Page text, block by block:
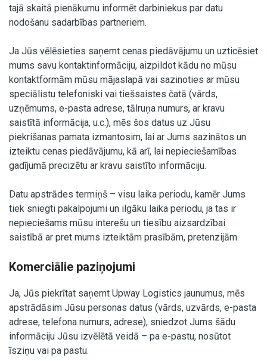
tajā skaitā pienākumu informēt darbiniekus par datu
nodošanu sadarbības partneriem.
Ja Jūs vēlēsieties saņemt cenas piedāvājumu un uzticēsiet
mums savu kontaktinformāciju, aizpildot kādu no mūsu
kontaktformām mūsu mājaslapā vai sazinoties ar mūsu
speciālistu telefoniski vai tiešsaistes čatā (vārds,
uzņēmums, e-pasta adrese, tālruņa numurs, ar kravu
saistītā informācija, u.c.), mēs šos datus uz Jūsu
piekrišanas pamata izmantosim, lai ar Jums sazinātos un
izteiktu cenas piedāvājumu, kā arī, lai nepieciešamības
gadījumā precizētu ar kravu saistīto informāciju.
Datu apstrādes termiņš – visu laika periodu, kamēr Jums
tiek sniegti pakalpojumi un ilgāku laika periodu, ja tas ir
nepieciešams mūsu interešu un tiesību aizsardzībai
saistībā ar pret mums izteiktām prasībām, pretenzijām.
Komerciālie paziņojumi
Ja, Jūs piekrītat saņemt Upway Logistics jaunumus, mēs
apstrādāsim Jūsu personas datus (vārds, uzvārds, e-pasta
adrese, telefona numurs, adrese), sniedzot Jums šādu
informāciju Jūsu izvēlētā veidā – pa e-pastu, nosūtot
īsziņu vai pa pastu.